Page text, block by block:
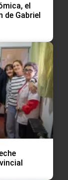
el
de Gabriel